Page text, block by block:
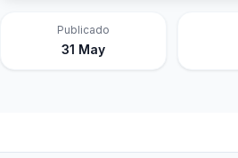
Publicado
31 May